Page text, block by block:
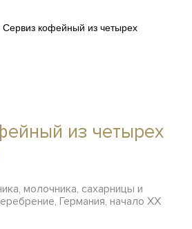
Сервиз кофейный из четырех
из четырех
молочника, сахарницы и
Германия, начало ХХ